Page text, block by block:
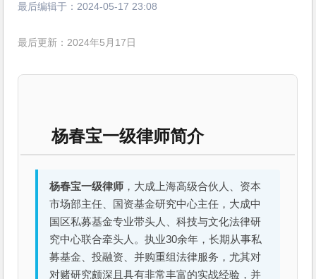
最后编辑于： 2024-05-17 23:08
最后更新：2024年5月17日
杨春宝一级律师简介
杨春宝一级律师 ，大成上海高级合伙人、资本
市场部主任、国资基金研究中心主任，大成中
国区私募基金专业带头人、科技与文化法律研
究中心联合牵头人。执业30余年，长期从事私
募基金、投融资、并购重组法律服务，尤其对
对赌研究颇深且具有非常丰富的实战经验，并